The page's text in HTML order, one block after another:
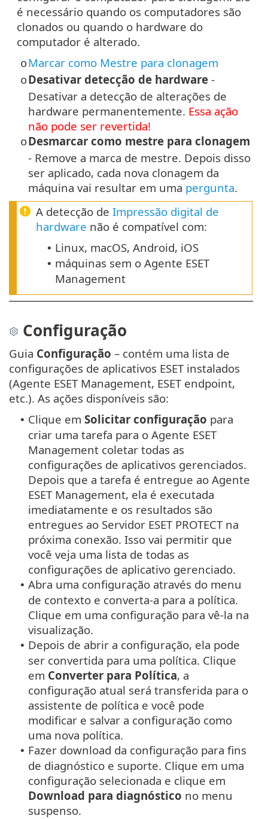
é necessário quando os computadores são
clonados ou quando o hardware do
computador é alterado.
oMarcar como Mestre para clonagem
oDesativar detecção de hardware -
Desativar a detecção de alterações de
hardware permanentemente. Essa ação
não pode ser revertida!
oDesmarcar como mestre para clonagem
- Remove a marca de mestre. Depois disso
ser aplicado, cada nova clonagem da
máquina vai resultar em uma pergunta.
A detecção de Impressão digital de
hardware não é compatível com:
• Linux, macOS, Android, iOS
• máquinas sem o Agente ESET
Management
Configuração
Guia Configuração – contém uma lista de
configurações de aplicativos ESET instalados
(Agente ESET Management, ESET endpoint,
etc.). As ações disponíveis são:
• Clique em Solicitar configuração para
criar uma tarefa para o Agente ESET
Management coletar todas as
configurações de aplicativos gerenciados.
Depois que a tarefa é entregue ao Agente
ESET Management, ela é executada
imediatamente e os resultados são
entregues ao Servidor ESET PROTECT na
próxima conexão. Isso vai permitir que
você veja uma lista de todas as
configurações de aplicativo gerenciado.
• Abra uma configuração através do menu
de contexto e converta-a para a política.
Clique em uma configuração para vê-la na
visualização.
• Depois de abrir a configuração, ela pode
ser convertida para uma política. Clique
em Converter para Política, a
configuração atual será transferida para o
assistente de política e você pode
modificar e salvar a configuração como
uma nova política.
• Fazer download da configuração para fins
de diagnóstico e suporte. Clique em uma
configuração selecionada e clique em
Download para diagnóstico no menu
suspenso.